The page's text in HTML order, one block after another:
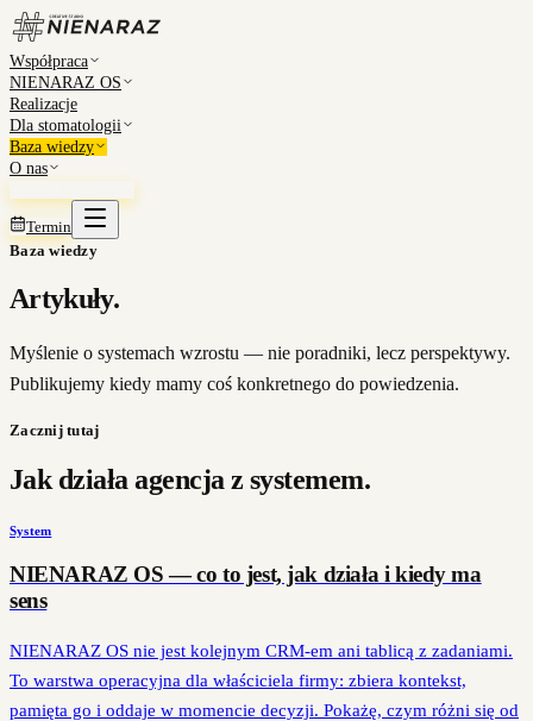
Współpraca
NIENARAZ OS
Realizacje
Dla stomatologii
Baza wiedzy
O nas
Termin
Baza wiedzy
Artykuły.
Myślenie o systemach wzrostu — nie poradniki, lecz perspektywy.
Publikujemy kiedy mamy coś konkretnego do powiedzenia.
Zacznij tutaj
Jak działa agencja z systemem.
System
NIENARAZ OS — co to jest, jak działa i kiedy ma
sens
NIENARAZ OS nie jest kolejnym CRM-em ani tablicą z zadaniami.
To warstwa operacyjna dla właściciela firmy: zbiera kontekst,
pamięta go i oddaje w momencie decyzji. Pokażę, czym różni się od